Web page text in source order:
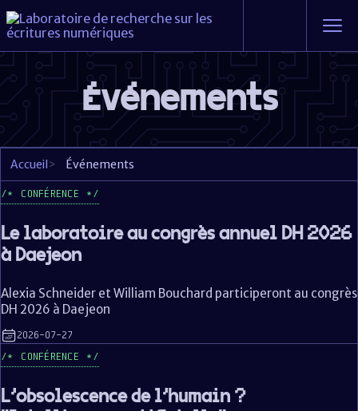
Événements
Accueil > Événements
CONFÉRENCE
Le laboratoire au congrès annuel DH 2026
à Daejeon
Alexia Schneider et William Bouchard participeront au congrès
DH 2026 à Daejeon
2026-07-27
CONFÉRENCE
L’obsolescence de l’humain ?